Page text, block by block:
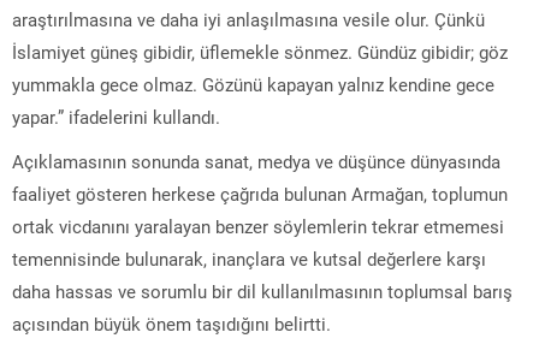
araştırılmasına ve daha iyi anlaşılmasına vesile olur. Çünkü
İslamiyet güneş gibidir, üflemekle sönmez. Gündüz gibidir; göz
yummakla gece olmaz. Gözünü kapayan yalnız kendine gece
yapar.” ifadelerini kullandı.
Açıklamasının sonunda sanat, medya ve düşünce dünyasında
faaliyet gösteren herkese çağrıda bulunan Armağan, toplumun
ortak vicdanını yaralayan benzer söylemlerin tekrar etmemesi
temennisinde bulunarak, inançlara ve kutsal değerlere karşı
daha hassas ve sorumlu bir dil kullanılmasının toplumsal barış
açısından büyük önem taşıdığını belirtti.